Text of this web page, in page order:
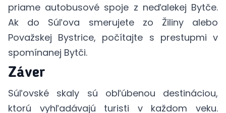
priame autobusové spoje z neďalekej Bytče.
Ak do Súľova smerujete zo Žiliny alebo
Považskej Bystrice, počítajte s prestupmi v
spomínanej Bytči.
Záver
Súľovské skaly sú obľúbenou destináciou,
ktorú vyhľadávajú turisti v každom veku.